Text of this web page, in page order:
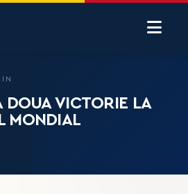
DOUA VICTORIE LA
MONDIAL